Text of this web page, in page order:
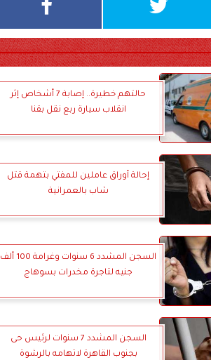
حالتهم خطيرة.. إصابة 7 أشخاص إثر
انقلاب سيارة ربع نقل بقنا
إحالة أوراق عاملين للمفتي بتهمة قتل
شاب بالعمرانية
السجن المشدد 6 سنوات وغرامة 100 ألف
جنيه لتاجرة مخدرات بسوهاج
السجن المشدد 7 سنوات لرئيس حى
بجنوب القاهرة لاتهامه بالرشوة